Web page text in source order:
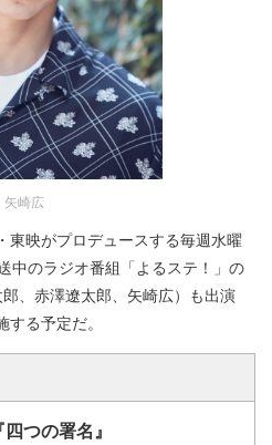
矢崎広
東映がプロデュースする毎週水曜
中のラジオ番組「よるステ！」の
、赤澤遼太郎、矢崎広）も出演
る予定だ。
つの署名』